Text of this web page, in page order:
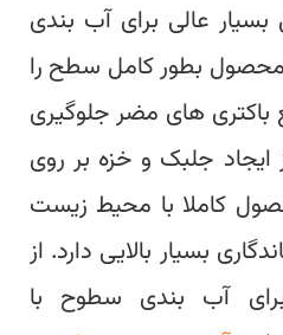
بسیار عالی برای آب بندی
بطور کامل سطح را
باکتری های مضر جلوگیری
جلبک و خزه بر روی
کاملا با محیط زیست
بسیار بالایی دارد. از
برای آب بندی سطوح با